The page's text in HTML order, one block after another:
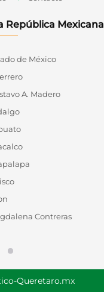
República Mexicana
de México
A. Madero
Contreras
Queretaro.mx